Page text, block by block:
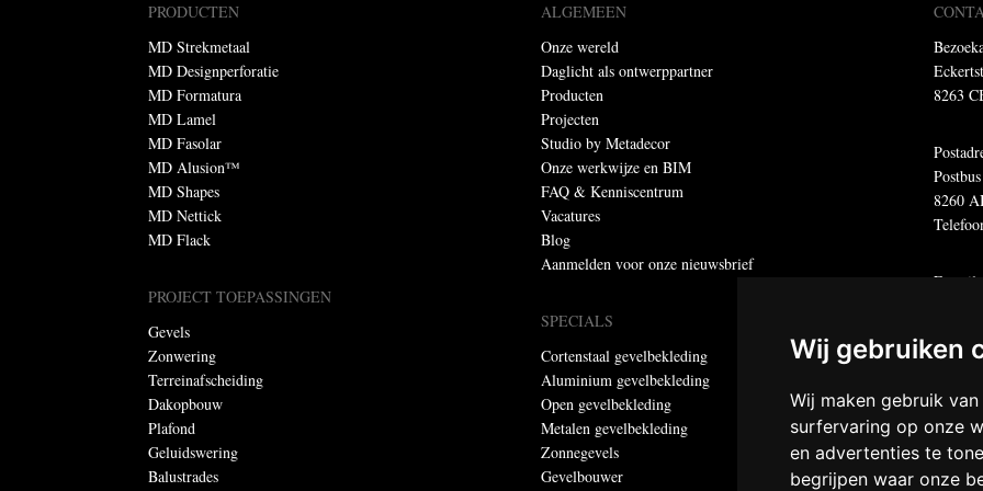
Wij gebruiken
Wij maken gebruik
surfervaring op onze
en advertenties te
begrijpen waar onze
PRODUCTEN
MD Strekmetaal
MD Designperforatie
MD Formatura
MD Lamel
MD Fasolar
MD Alusion™
MD Shapes
MD Nettick
MD Flack
PROJECT TOEPASSINGEN
Gevels
Zonwering
Terreinafscheiding
Dakopbouw
Plafond
Geluidswering
Balustrades
ALGEMEEN
Onze wereld
Daglicht als ontwerppartner
Producten
Projecten
Studio by Metadecor
Onze werkwijze en BIM
FAQ & Kenniscentrum
Vacatures
Blog
Aanmelden voor onze nieuwsbrief
SPECIALS
Cortenstaal gevelbekleding
Aluminium gevelbekleding
Open gevelbekleding
Metalen gevelbekleding
Zonnegevels
Gevelbouwer
8263
8260
E-
©